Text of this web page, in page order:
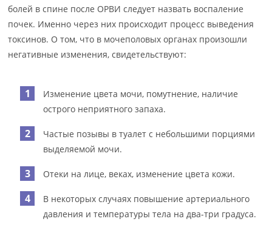
болей в спине после ОРВИ следует назвать воспаление
почек. Именно через них происходит процесс выведения
токсинов. О том, что в мочеполовых органах произошли
негативные изменения, свидетельствуют:
Изменение цвета мочи, помутнение, наличие
острого неприятного запаха.
Частые позывы в туалет с небольшими порциями
выделяемой мочи.
Отеки на лице, веках, изменение цвета кожи.
В некоторых случаях повышение артериального
давления и температуры тела на два-три градуса.